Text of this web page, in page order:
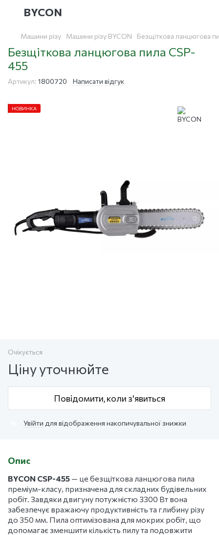
BYCON
Машини різу Машини різу BYCON Безщіткова ланцюгова
Безщіткова ланцюгова пила CSP-
455
Артикул: 1800720 Написати відгук
НОВИНКА
Очікується
Ціну уточнюйте
Повідомити, коли з'явиться
Увійти для відображення накопичувальної знижки
Опис
BYCON CSP-455 — це безщіткова ланцюгова пила
преміум-класу, призначена для складних будівельних
робіт. Завдяки двигуну потужністю 3300 Вт вона
забезпечує вражаючу продуктивність та глибину різу
до 350 мм. Пила оптимізована для мокрих робіт, що
допомагає зменшити кількість пилу та подовжити